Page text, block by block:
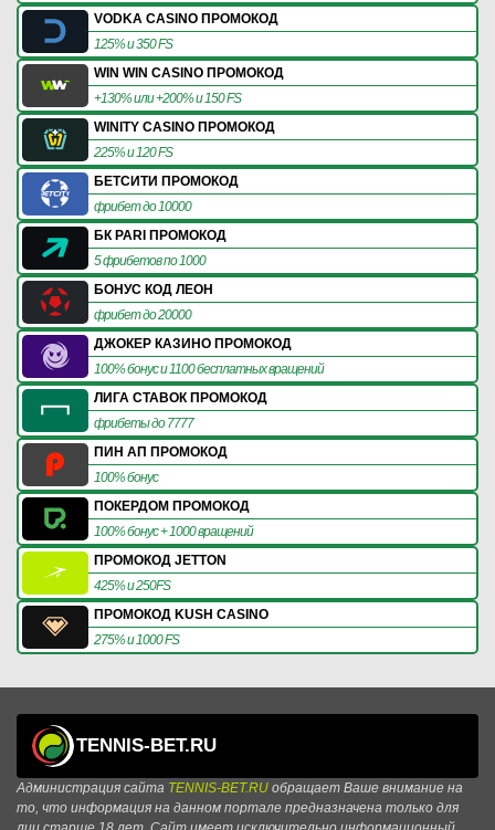
VODKA CASINO ПРОМОКОД
125% и 350 FS
WIN WIN CASINO ПРОМОКОД
+130% или +200% и 150 FS
WINITY CASINO ПРОМОКОД
225% и 120 FS
БЕТСИТИ ПРОМОКОД
фрибет до 10000
БК PARI ПРОМОКОД
5 фрибетов по 1000
БОНУС КОД ЛЕОН
фрибет до 20000
ДЖОКЕР КАЗИНО ПРОМОКОД
100% бонус и 1100 бесплатных вращений
ЛИГА СТАВОК ПРОМОКОД
фрибеты до 7777
ПИН АП ПРОМОКОД
100% бонус
ПОКЕРДОМ ПРОМОКОД
100% бонус + 1000 вращений
ПРОМОКОД JETTON
425% и 250FS
ПРОМОКОД KUSH CASINO
275% и 1000 FS
TENNIS-BET.RU
Администрация сайта TENNIS-BET.RU обращает Ваше внимание на
то, что информация на данном портале предназначена только для